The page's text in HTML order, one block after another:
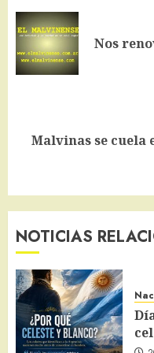
de
entradasNos
Siguiente
Malvinas se cuela
NOTICIAS